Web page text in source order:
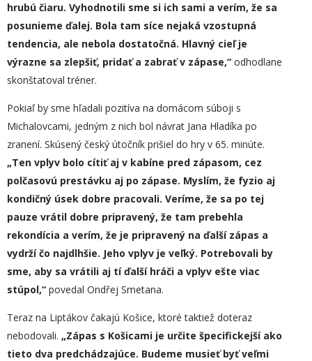
hrubú čiaru. Vyhodnotili sme si ich sami a verím, že sa
posunieme ďalej. Bola tam síce nejaká vzostupná
tendencia, ale nebola dostatočná. Hlavný cieľ je
výrazne sa zlepšiť, pridať a zabrať v zápase,“ odhodlane
skonštatoval tréner.
Pokiaľ by sme hľadali pozitíva na domácom súboji s
Michalovcami, jedným z nich bol návrat Jana Hladíka po
zranení. Skúsený český útočník prišiel do hry v 65. minúte.
„Ten vplyv bolo cítiť aj v kabíne pred zápasom, cez
polčasovú prestávku aj po zápase. Myslím, že fyzio aj
kondičný úsek dobre pracovali. Veríme, že sa po tej
pauze vrátil dobre pripravený, že tam prebehla
rekondícia a verím, že je pripravený na ďalší zápas a
vydrží čo najdlhšie. Jeho vplyv je veľký. Potrebovali by
sme, aby sa vrátili aj tí ďalší hráči a vplyv ešte viac
stúpol,“ povedal Ondřej Smetana.
Teraz na Liptákov čakajú Košice, ktoré taktiež doteraz
nebodovali. „Zápas s Košicami je určite špecifickejšíako
tieto dva predchádzajúce. Budeme musieť byť veľmi